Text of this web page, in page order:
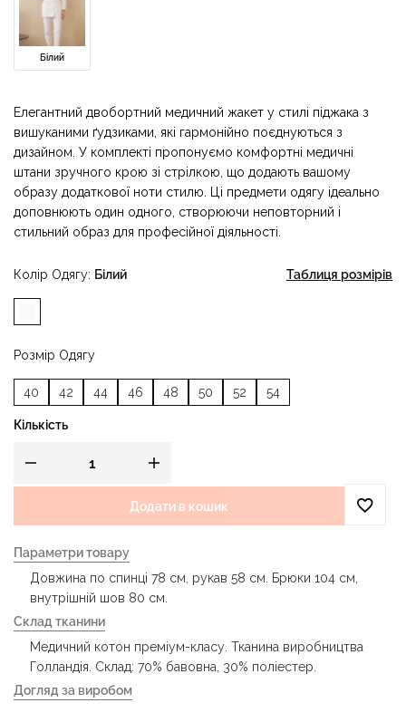
Білий
Елегантний двобортний медичний жакет у стилі піджака з
вишуканими ґудзиками, які гармонійно поєднуються з
дизайном. У комплекті пропонуємо комфортні медичні
штани зручного крою зі стрілкою, що додають вашому
образу додаткової ноти стилю. Ці предмети одягу ідеально
доповнюють один одного, створюючи неповторний і
стильний образ для професійної діяльності.
Колір Одягу Білий
Розмір Одягу
40 42 44 46 48 50 52 54
Таблиця розмірів
Кількість
Додати в кошик
Параметри товару
Довжина по спинці 78 см, рукав 58 см. Брюки 104 см,
внутрішній шов 80 см.
Склад тканини
Медичний котон преміум-класу. Тканина виробництва
Голландія. Склад: 70% бавовна, 30% поліестер.
Догляд за виробом